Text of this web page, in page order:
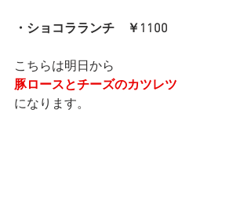
・ショコラランチ　￥1100
こちらは明日から
豚ロースとチーズのカツレツ
になります。